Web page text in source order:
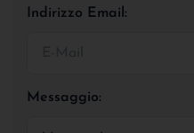
Indirizzo Email:
Messaggio: